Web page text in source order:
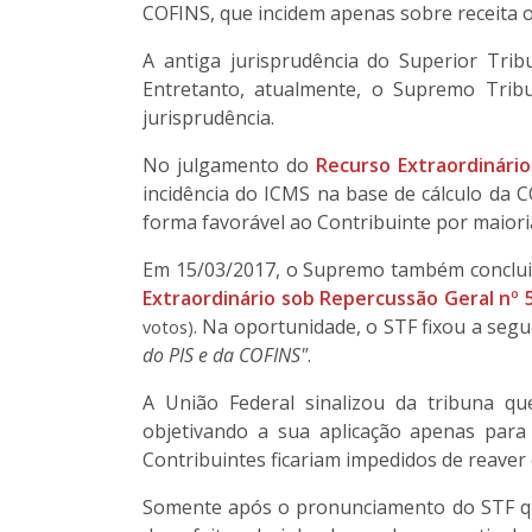
COFINS, que incidem apenas sobre
A antiga jurisprudência do Superior
Entretanto, atualmente, o Supremo
jurisprudência.
No julgamento do Recurso
incidência do ICMS na base de cálculo da
forma favorável ao Contribuinte por
Em 15/03/2017, o Supremo também
Extraordinário sob Repercussão Geral nº
votos). Na oportunidade, o STF fixou a
do PIS e da COFINS".
A União Federal sinalizou da tribuna
objetivando a sua aplicação apenas
Contribuintes ficariam impedidos de
Somente após o pronunciamento do STF